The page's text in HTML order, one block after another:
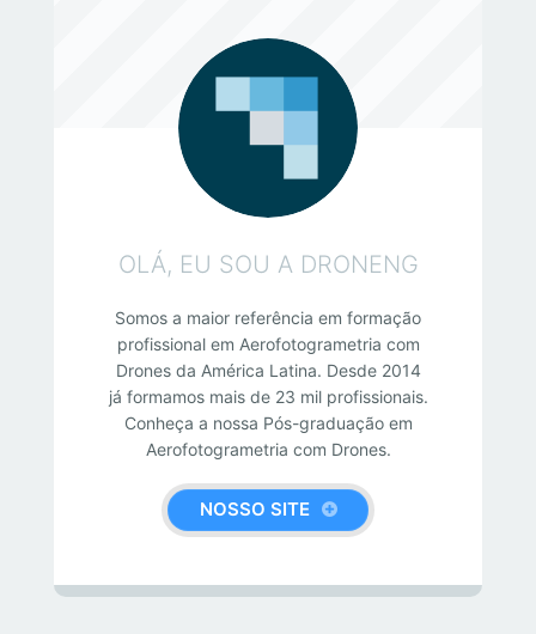
OLÁ, EU SOU A DRONENG
Somos a maior referência em formação
profissional em Aerofotogrametria com
Drones da América Latina. Desde 2014
já formamos mais de 23 mil profissionais.
Conheça a nossa Pós-graduação em
Aerofotogrametria com Drones.
NOSSO SITE